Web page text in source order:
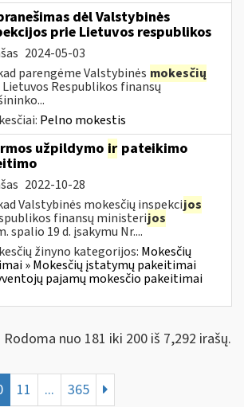
dėl Valstybinės
prie Lietuvos respublikos
2024-05-03
parengėme Valstybinės mokesčių
Respublikos finansų
Pelno mokestis
užpildymo ir pateikimo
2022-10-28
Valstybinės mokesčių inspekcijos
finansų ministerijos
spalio 19 d. įsakymu Nr....
žinyno kategorijos: Mokesčių
» Mokesčių įstatymų pakeitimai
pajamų mokesčio pakeitimai
Rodoma nuo 181 iki 200 iš 7,292 irašų.
11 ... 365